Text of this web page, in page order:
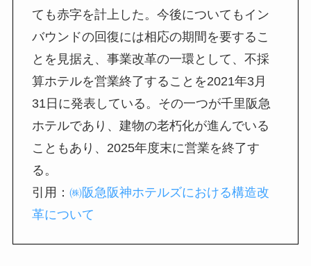
ても赤字を計上した。今後についてもイン
バウンドの回復には相応の期間を要するこ
とを見据え、事業改革の一環として、不採
算ホテルを営業終了することを2021年3月
31日に発表している。その一つが千里阪急
ホテルであり、建物の老朽化が進んでいる
こともあり、2025年度末に営業を終了す
る。
引用： ㈱阪急阪神ホテルズにおける構造改
革について